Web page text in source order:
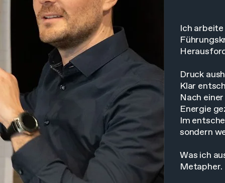
Ich
Druck
Klar
Nach
Energie
Im
sondern
Was ich
Metapher.